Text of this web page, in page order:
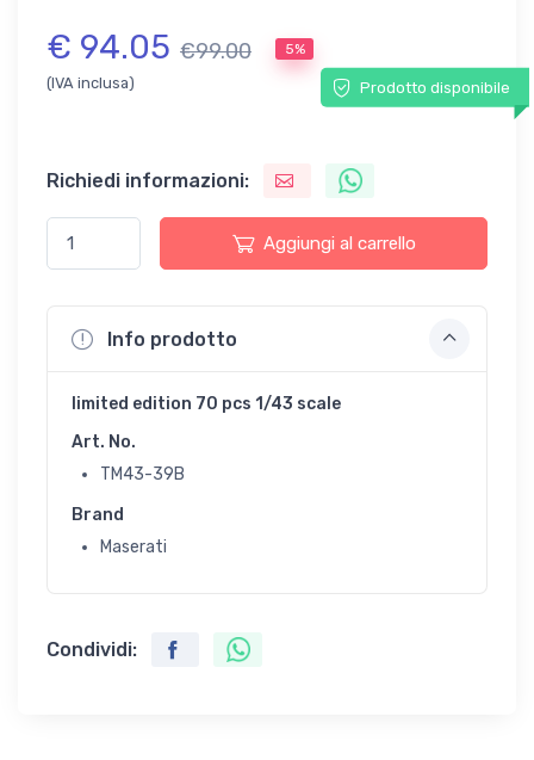
€ 94.05 €99.00 5%
(IVA inclusa) Prodotto disponibile
Richiedi informazioni:
Aggiungi al carrello
Info prodotto
limited edition 70 pcs 1/43 scale
Art. No.
TM43-39B
Brand
Maserati
Condividi: